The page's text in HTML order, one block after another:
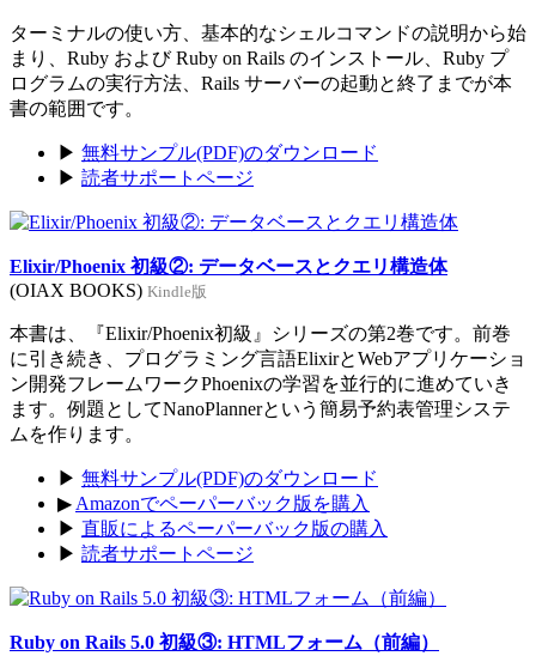
ターミナルの使い方、基本的なシェルコマンドの説明から始
まり、Ruby および Ruby on Rails のインストール、Ruby プ
ログラムの実行方法、Rails サーバーの起動と終了までが本
書の範囲です。
▶ 無料サンプル(PDF)のダウンロード
▶ 読者サポートページ
Elixir/Phoenix 初級②: データベースとクエリ構造体
(OIAX BOOKS) Kindle版
本書は、『Elixir/Phoenix初級』シリーズの第2巻です。前巻
に引き続き、プログラミング言語ElixirとWebアプリケーショ
ン開発フレームワークPhoenixの学習を並行的に進めていき
ます。例題としてNanoPlannerという簡易予約表管理システ
ムを作ります。
▶ 無料サンプル(PDF)のダウンロード
▶ Amazonでペーパーバック版を購入
▶ 直販によるペーパーバック版の購入
▶ 読者サポートページ
Ruby on Rails 5.0 初級③: HTMLフォーム（前編）